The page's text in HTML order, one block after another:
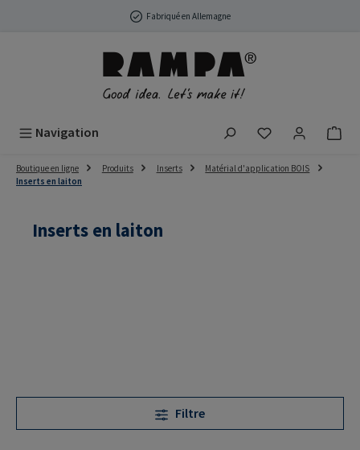
Passer au contenu principalFabriqué en Allemagne
Navigation Vous avez 0
Boutique en ligne Produits Inserts
Matérial d'application BOIS
Inserts en laiton
Inserts en laiton
Filtre